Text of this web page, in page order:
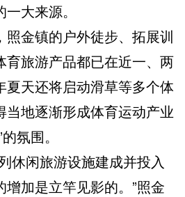
大来源。
金镇的户外徒步、拓展训
育旅游产品都已在近一、两
夏天还将启动滑草等多个体
当地逐渐形成体育运动产业
氛围。
闲旅游设施建成并投入
加是立竿见影的。”照金